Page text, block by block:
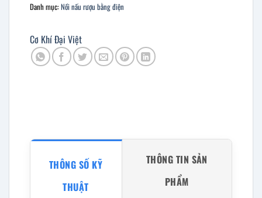
Danh mục:Nồi nấu rượu bằng điện
Cơ Khí Đại Việt
THÔNG SỐ KỸ
THUẬT
THÔNG TIN SẢN
PHẨM